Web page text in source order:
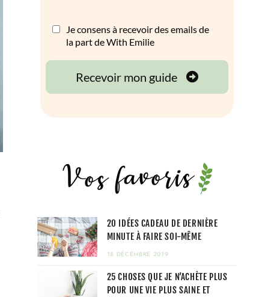
20 IDÉES CADEAU DE DERNIÈRE
MINUTE À FAIRE SOI-MÊME
18 DÉCEMBRE 2019
25 CHOSES QUE JE N’ACHÈTE PLUS
POUR UNE VIE PLUS SAINE ET